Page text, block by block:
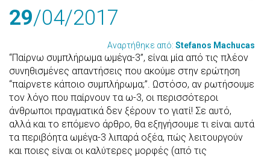
29/04/2017
Αναρτήθηκε από: Stefanos Machucas
“Παίρνω συμπλήρωμα ωμέγα-3”, είναι μία από τις πλέον
συνηθισμένες απαντήσεις που ακούμε στην ερώτηση
“παίρνετε κάποιο συμπλήρωμα;”. Ωστόσο, αν ρωτήσουμε
τον λόγο που παίρνουν τα ω-3, οι περισσότεροι
άνθρωποι πραγματικά δεν ξέρουν το γιατί! Σε αυτό,
αλλά και το επόμενο άρθρο, θα εξηγήσουμε τι είναι αυτά
τα περιβόητα ωμέγα-3 λιπαρά οξέα, πώς λειτουργούν
και ποιες είναι οι καλύτερες μορφές (από τις